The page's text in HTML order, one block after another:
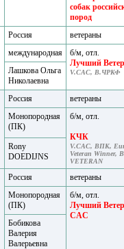
собак
пород
Россия
ветераны
международная
б/м, отл.
Лучший
V.CAC, В.ЧРКФ
Лашкова Ольга
Николаевна
Россия
ветераны
Монопородная
(ПК)
б/м, отл.
КЧК
V.CAC, ВПК,
Veteran Winner,
VETERAN
Rony
DOEDIJNS
Россия
ветераны
Монопородная
(ПК)
б/м, отл.
Лучший
CAC
Бобикова
Валерия
Валерьевна